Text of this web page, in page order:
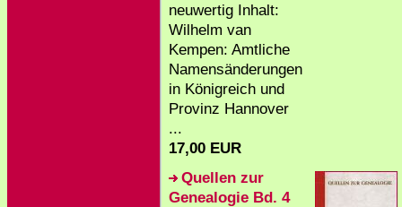
neuwertig Inhalt:
Wilhelm van
Kempen: Amtliche
Namensänderungen
in Königreich und
Provinz Hannover
...
17,00 EUR
Quellen zur
Genealogie Bd. 4